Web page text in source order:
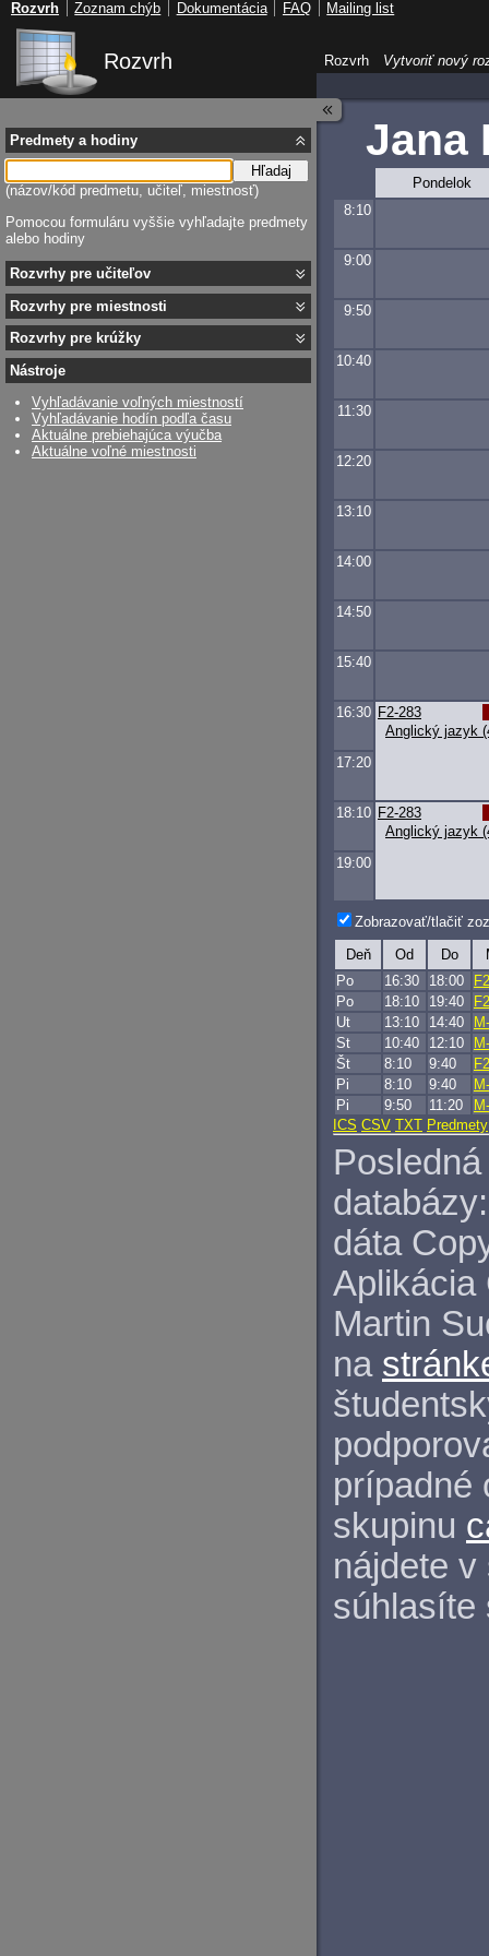
Rozvrh
Jana
Pondelok
8:10
9:00
9:50
10:40
11:30
12:20
13:10
14:00
14:50
15:40
16:30
Anglický jazyk
F2-283
17:20
18:10
Anglický jazyk
F2-283
19:00
Zobrazovať/tlačiť
Deň Od Do
Po
16:30 18:00
Po
18:10 19:40
Ut
13:10 14:40
St
10:40 12:10
Št
8:10 9:40
Pi
8:10 9:40
Pi
9:50 11:20
ICS CSV TXT Predmety
databázy:
dáta
Aplikácia
Martin
na
prípadné
skupinu
nájdete
Predmety a hodiny
Hľadaj
(názov/kód predmetu, učiteľ, miestnosť)
Pomocou formuláru vyššie vyhľadajte predmety
alebo hodiny
Rozvrhy pre učiteľov
Rozvrhy pre miestnosti
Rozvrhy pre krúžky
Nástroje
Vyhľadávanie voľných miestností
Vyhľadávanie hodín podľa času
Aktuálne prebiehajúca výučba
Aktuálne voľné miestnosti
Rozvrh Vytvoriť nový
Rozvrh Zoznam chýb Dokumentácia FAQ Mailing list